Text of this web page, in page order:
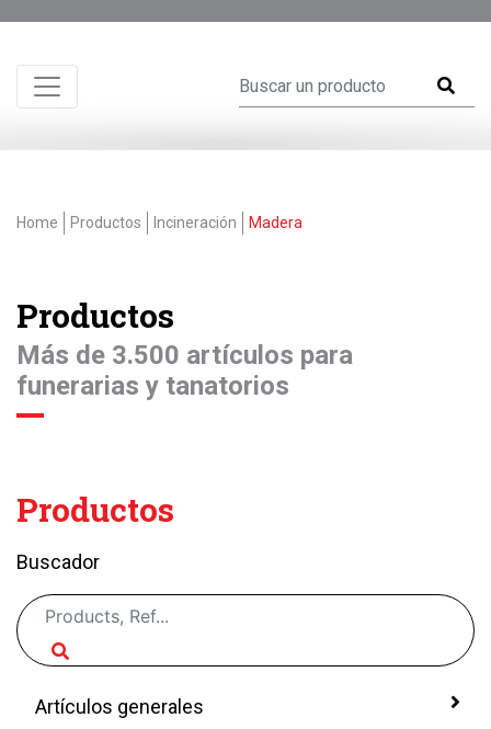
Home Productos Incineración Madera
Productos
Más de 3.500 artículos para
funerarias y tanatorios
Productos
Buscador
Artículos generales